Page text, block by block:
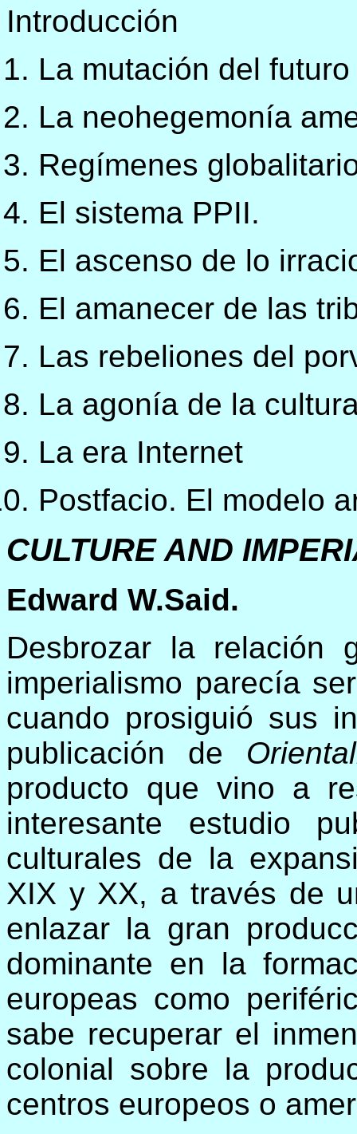
Introducción
La mutación del futuro
La neohegemonía
Regímenes
El sistema PPII.
El ascenso de lo
El amanecer de las
Las rebeliones del
La agonía de la
La era Internet
Postfacio. El modelo
CULTURE AND
Edward W.Said.
Desbrozar la relación
imperialismo parecía
cuando prosiguió sus
publicación de
producto que vino a
interesante estudio
culturales de la
XIX y XX, a través de
enlazar la gran
dominante en la
europeas como
sabe recuperar el
colonial sobre la
centros europeos o